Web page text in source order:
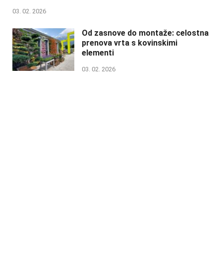
03. 02. 2026
Od zasnove do montaže: celostna
prenova vrta s kovinskimi
elementi
03. 02. 2026